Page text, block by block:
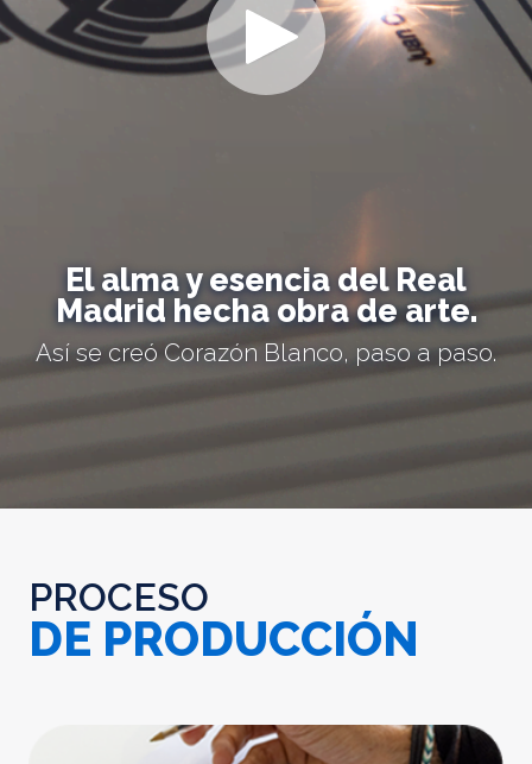
El alma y esencia del Real
Madrid hecha obra de arte.
Así se creó Corazón Blanco, paso a paso.
PROCESO
DE PRODUCCIÓN